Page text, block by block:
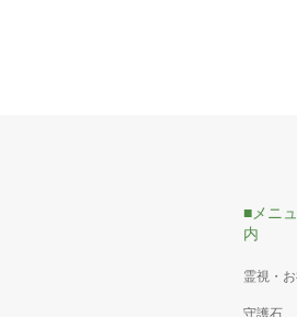
■メニ
内
霊視・
守護石